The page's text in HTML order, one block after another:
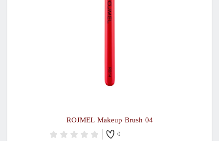
ROJMEL Makeup Brush 04
0